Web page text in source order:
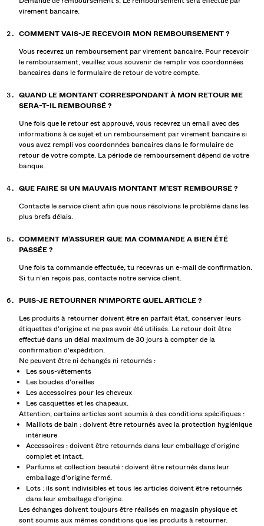
virement bancaire.
COMMENT VAIS-JE RECEVOIR MON REMBOURSEMENT ?
Vous recevrez un remboursement par virement bancaire. Pour recevoir
le remboursement, veuillez vous souvenir de remplir vos coordonnées
bancaires dans le formulaire de retour de votre compte.
QUAND LE MONTANT CORRESPONDANT À MON RETOUR ME
SERA-T-IL REMBOURSÉ ?
Une fois que le retour est approuvé, vous recevrez un email avec des
informations à ce sujet et un remboursement par virement bancaire si
vous avez rempli vos coordonnées bancaires dans le formulaire de
retour de votre compte. La période de remboursement dépend de votre
banque.
QUE FAIRE SI UN MAUVAIS MONTANT M’EST REMBOURSÉ ?
Contacte le service client afin que nous résolvions le problème dans les
plus brefs délais.
COMMENT M’ASSURER QUE MA COMMANDE A BIEN ÉTÉ
PASSÉE ?
Une fois ta commande effectuée, tu recevras un e-mail de confirmation.
Si tu n’en reçois pas, contacte notre service client.
PUIS-JE RETOURNER N'IMPORTE QUEL ARTICLE ?
Les produits à retourner doivent être en parfait état, conserver leurs
étiquettes d'origine et ne pas avoir été utilisés. Le retour doit être
effectué dans un délai maximum de 30 jours à compter de la
confirmation d'expédition.
Ne peuvent être ni échangés ni retournés :
Les sous-vêtements
Les boucles d'oreilles
Les accessoires pour les cheveux
Les casquettes et les chapeaux.
Attention, certains articles sont soumis à des conditions spécifiques :
Maillots de bain : doivent être retournés avec la protection hygiénique
intérieure
Accessoires : doivent être retournés dans leur emballage d'origine
complet et intact.
Parfums et collection beauté : doivent être retournés dans leur
emballage d'origine fermé.
Lots : ils sont indivisibles et tous les articles doivent être retournés
dans leur emballage d'origine.
Les échanges doivent toujours être réalisés en magasin physique et
sont soumis aux mêmes conditions que les produits à retourner.
CURATED BY
TOUT VOIR
VESTES
PANTALONS
JEANS
BERMUDAS
PULLS ET GILETS
TOTAL LOOK
CHAUSSURES
ACCESSOIRES
SELLERS
SPÉCIAUX
MUSIC
NEWSLETTER AIDE